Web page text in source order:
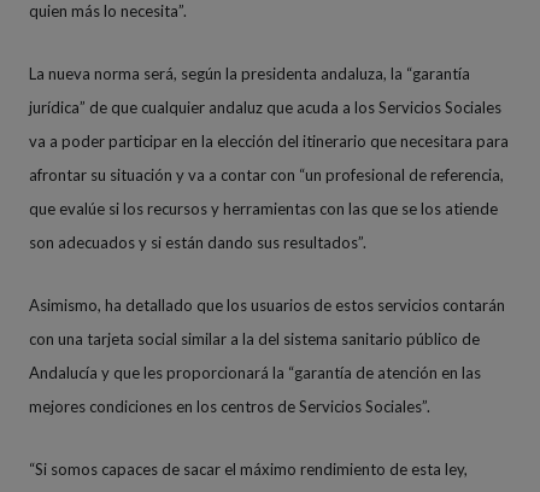
quien más lo necesita”.
La nueva norma será, según la presidenta andaluza, la “garantía
jurídica” de que cualquier andaluz que acuda a los Servicios Sociales
va a poder participar en la elección del itinerario que necesitara para
afrontar su situación y va a contar con “un profesional de referencia,
que evalúe si los recursos y herramientas con las que se los atiende
son adecuados y si están dando sus resultados”.
Asimismo, ha detallado que los usuarios de estos servicios contarán
con una tarjeta social similar a la del sistema sanitario público de
Andalucía y que les proporcionará la “garantía de atención en las
mejores condiciones en los centros de Servicios Sociales”.
“Si somos capaces de sacar el máximo rendimiento de esta ley,